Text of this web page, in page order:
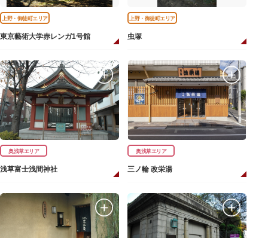
上野・御徒町エリア
東京藝術大学赤レンガ1号館
上野・御徒町エリア
虫塚
奥浅草エリア
浅草富士浅間神社
奥浅草エリア
三ノ輪 改栄湯